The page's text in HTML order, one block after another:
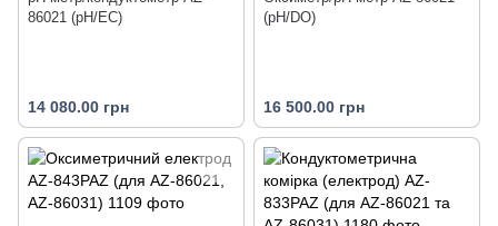
86021 (pH/EC)
14 080.00 грн
(pH/DO)
16 500.00 грн